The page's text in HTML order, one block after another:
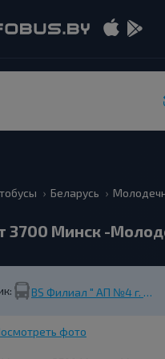
Беларусь
3700 Минск -
BS Филиал " АП №4 г. Молодечно" (УНП 601070223)
фото